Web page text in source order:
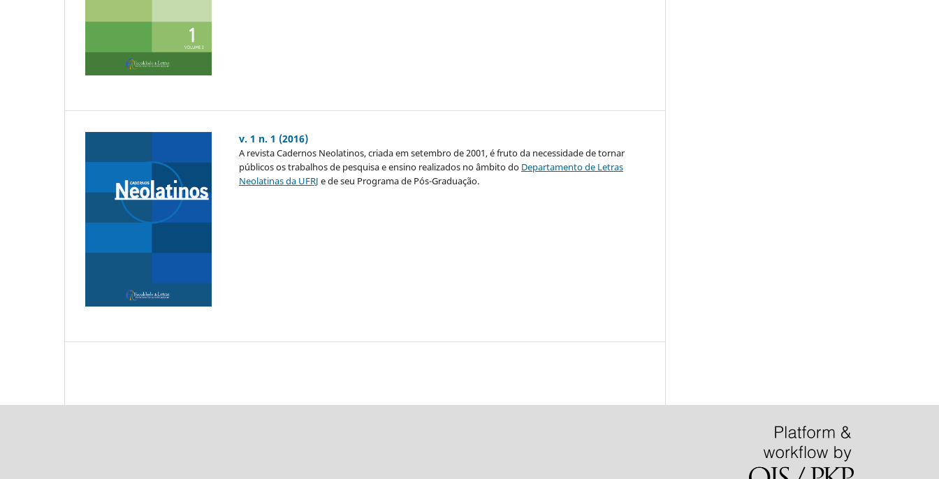
v. 1 n. 1 (2016)
A revista Cadernos Neolatinos, criada em setembro de 2001, é fruto da necessidade de tornar
públicos os trabalhos de pesquisa e ensino realizados no âmbito do Departamento de Letras
Neolatinas da UFRJ e de seu Programa de Pós-Graduação.